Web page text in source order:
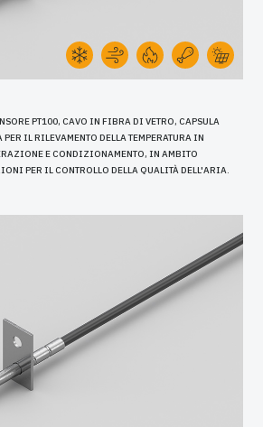
PT100, CAVO IN FIBRA DI VETRO, CAPSULA
IL RILEVAMENTO DELLA TEMPERATURA IN
E CONDIZIONAMENTO, IN AMBITO
PER IL CONTROLLO DELLA QUALITÀ DELL'ARIA.